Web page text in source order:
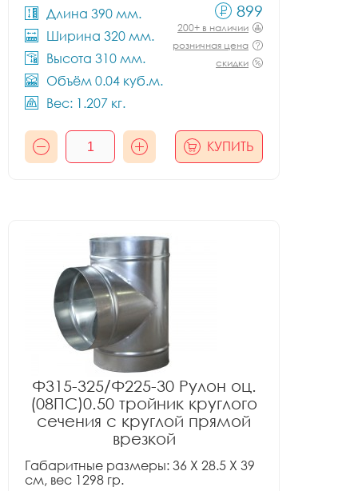
Длина 390 мм.
Ширина 320 мм.
Высота 310 мм.
Объём 0.04 куб.м.
Вес: 1.207 кг.
899
200+ в наличии
розничная цена
скидки
КУПИТЬ
Ф315-325/Ф225-30 Рулон оц.
(08ПС)0.50 тройник круглого
сечения с круглой прямой
врезкой
Габаритные размеры: 36 X 28.5 X 39
см, вес 1298 гр.